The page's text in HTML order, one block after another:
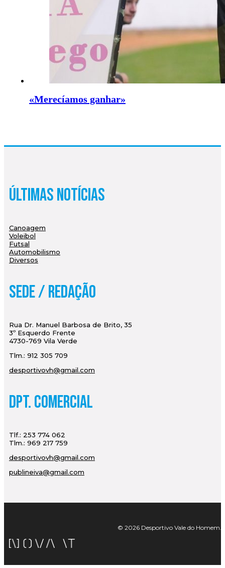
«Merecíamos ganhar»
Últimas Notícias
Canoagem
Voleibol
Futsal
Automobilismo
Diversos
Sede / Redação
Rua Dr. Manuel Barbosa de Brito, 35
3º Esquerdo Frente
4730-769 Vila Verde
Tlm.: 912 305 709
desportivovh@gmail.com
Dpt. Comercial
Tlf.: 253 774 062
Tlm.: 969 217 759
desportivovh@gmail.com
publineiva@gmail.com
© 2026 Desportivo Vale do Homem.